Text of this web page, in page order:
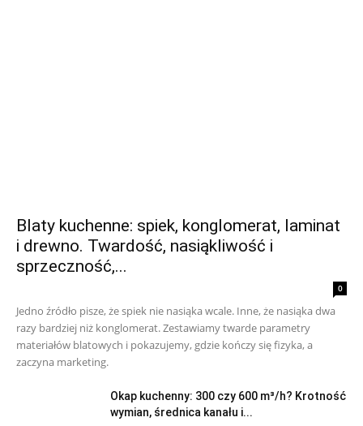
Blaty kuchenne: spiek, konglomerat, laminat
i drewno. Twardość, nasiąkliwość i
sprzeczność,...
0
Jedno źródło pisze, że spiek nie nasiąka wcale. Inne, że nasiąka dwa
razy bardziej niż konglomerat. Zestawiamy twarde parametry
materiałów blatowych i pokazujemy, gdzie kończy się fizyka, a
zaczyna marketing.
Okap kuchenny: 300 czy 600 m³/h? Krotność
wymian, średnica kanału i...